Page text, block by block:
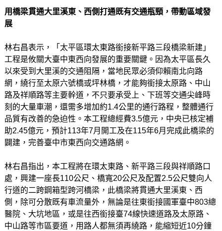
用橋梁貫通大里溪東、西側打通既有交通瓶頸，帶動區域發
展
林右昌表示，「太平區環太東路銜接新平路三段橋梁新建」
工程是攸關大臺中東西向發展的重要關鍵。因為太平區長久
以來受到大里溪的交通阻隔，當地民眾必須仰賴南北向路
網，繞行至太原六號橋或坪林橋，才能夠銜接太原路、中山
路及祥順路等主要幹道，不只要承受上、下班等交通尖峰時
刻的大量車潮，還需多增加約1.4公里的通行路程，整體通行
品質有改善的急迫性。本工程總經費3.5億元，中央已核定補
助2.45億元，預計113年7月開工及在115年6月完成此橋梁的
闢建，完善臺中市東西向交通路網。
林右昌指出，本工程將在環太東路、新平路三段與祥順路口
處，興建一座長110公尺、橋寬20公尺及配置2.5公尺雙向人
行道的二跨鋼箱型跨河橋梁，此橋梁將貫通大里溪東、西
側，除可分散既有車流量外，無論是往東銜接國軍臺中803總
醫院、大坑地區，或是往西銜接臺74線快速道路及太原路、
中山路等市區要道，用路人都無須再繞路，能縮短近10分鐘